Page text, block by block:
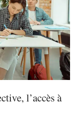
l’accès à